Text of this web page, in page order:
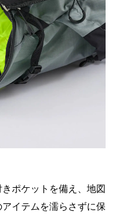
ポケットを備え、地図
イテムを濡らさずに保